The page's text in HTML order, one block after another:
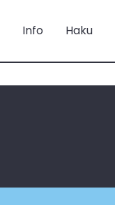
Info Haku